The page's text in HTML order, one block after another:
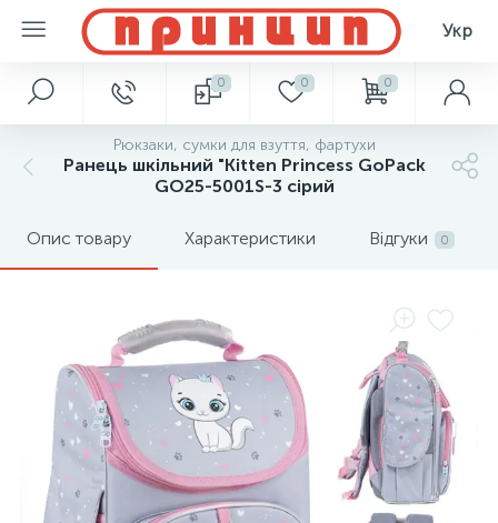
Укр
0 0 0
Рюкзаки, сумки для взуття, фартухи
Ранець шкільний "Kitten Princess GoPack
GO25-5001S-3 сірий
Опис товару Характеристики Відгуки 0